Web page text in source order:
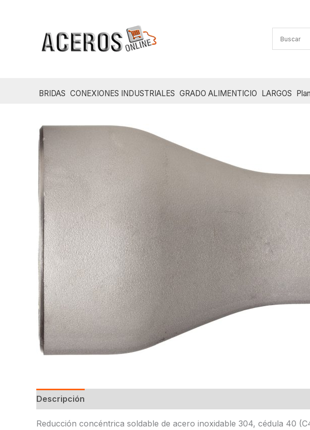
BRIDAS CONEXIONES INDUSTRIALES GRADO ALIMENTICIO LARGOS
Descripción
Reducción concéntrica soldable de acero inoxidable 304, cédula 40